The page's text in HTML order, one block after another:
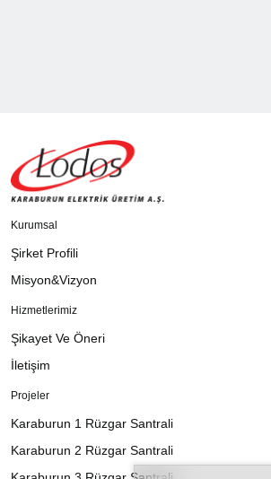
Kurumsal
Şirket Profili
Misyon&Vizyon
Hizmetlerimiz
Şikayet Ve Öneri
İletişim
Projeler
Karaburun 1 Rüzgar Santrali
Karaburun 2 Rüzgar Santrali